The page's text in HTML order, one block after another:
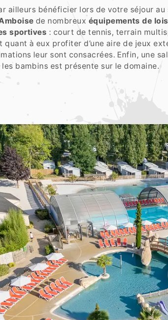
ailleurs bénéficier lors de votre séjour au
de nombreux équipements de
sportives : court de tennis, terrain
quant à eux profiter d’une aire de jeux
leur sont consacrées. Enfin, une
bambins est présente sur le domaine.